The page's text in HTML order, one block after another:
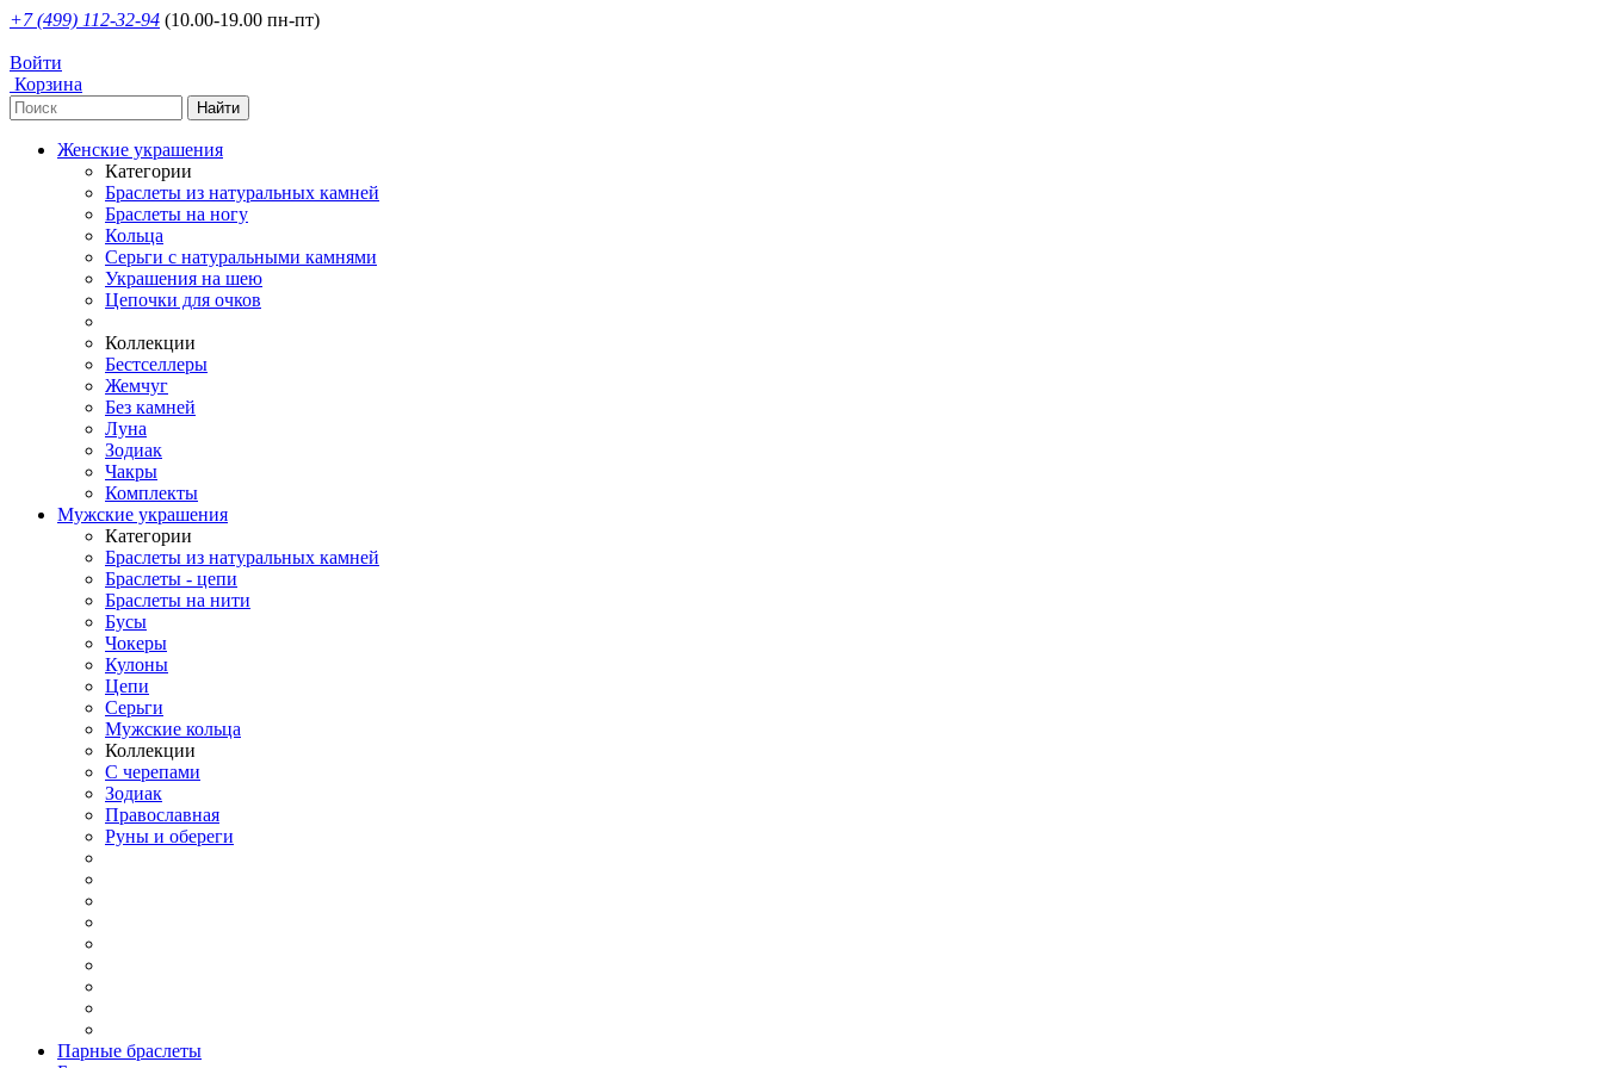
+7 (499) 112-32-94 (10.00-19.00 пн-пт)
Войти
Корзина
Женские украшения
Категории
Браслеты из натуральных камней
Браслеты на ногу
Кольца
Серьги с натуральными камнями
Украшения на шею
Цепочки для очков
Коллекции
Бестселлеры
Жемчуг
Без камней
Луна
Зодиак
Чакры
Комплекты
Мужские украшения
Категории
Браслеты из натуральных камней
Браслеты - цепи
Браслеты на нити
Бусы
Чокеры
Кулоны
Цепи
Серьги
Мужские кольца
Коллекции
С черепами
Зодиак
Православная
Руны и обереги
Парные браслеты